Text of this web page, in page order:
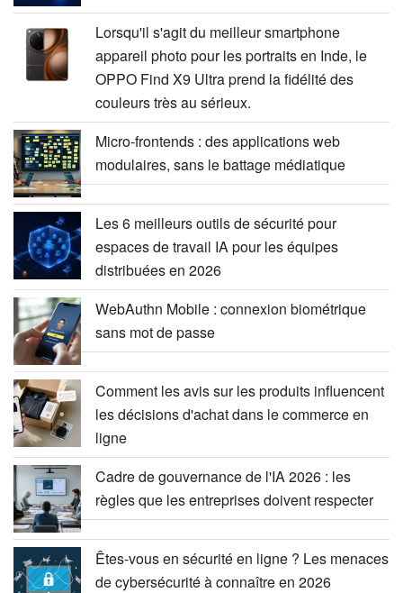
Lorsqu'il s'agit du meilleur smartphone
appareil photo pour les portraits en Inde, le
OPPO Find X9 Ultra prend la fidélité des
couleurs très au sérieux.
Micro-frontends : des applications web
modulaires, sans le battage médiatique
Les 6 meilleurs outils de sécurité pour
espaces de travail IA pour les équipes
distribuées en 2026
WebAuthn Mobile : connexion biométrique
sans mot de passe
Comment les avis sur les produits influencent
les décisions d'achat dans le commerce en
ligne
Cadre de gouvernance de l'IA 2026 : les
règles que les entreprises doivent respecter
Êtes-vous en sécurité en ligne ? Les menaces
de cybersécurité à connaître en 2026